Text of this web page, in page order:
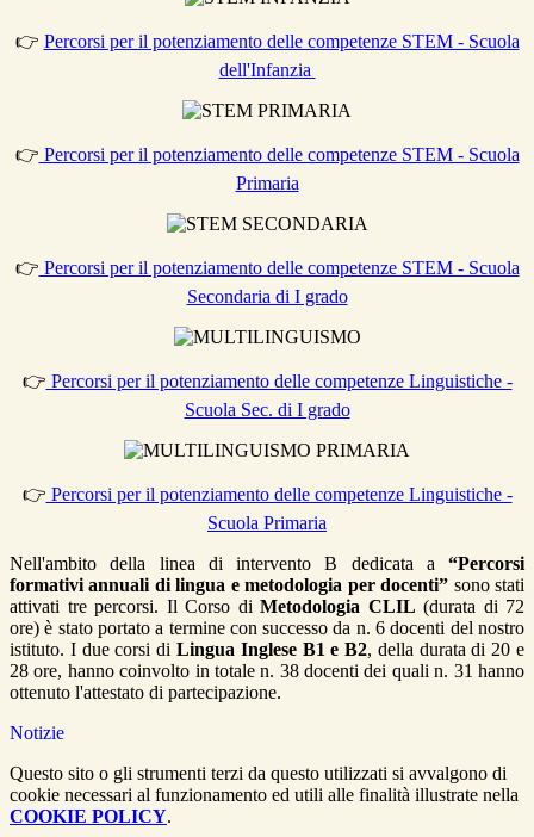
👉 Percorsi per il potenziamento delle competenze STEM - Scuola
dell'Infanzia
👉 Percorsi per il potenziamento delle competenze STEM - Scuola
Primaria
👉 Percorsi per il potenziamento delle competenze STEM - Scuola
Secondaria di I grado
👉 Percorsi per il potenziamento delle competenze Linguistiche -
Scuola Sec. di I grado
👉 Percorsi per il potenziamento delle competenze Linguistiche -
Scuola Primaria
Nell'ambito della linea di intervento B dedicata a “Percorsi
formativi annuali di lingua e metodologia per docenti” sono stati
attivati tre percorsi. Il Corso di Metodologia CLIL (durata di 72
ore) è stato portato a termine con successo da n. 6 docenti del nostro
istituto. I due corsi di Lingua Inglese B1 e B2, della durata di 20 e
28 ore, hanno coinvolto in totale n. 38 docenti dei quali n. 31 hanno
ottenuto l'attestato di partecipazione.
Notizie
Questo sito o gli strumenti terzi da questo utilizzati si avvalgono di
cookie necessari al funzionamento ed utili alle finalità illustrate nella
COOKIE POLICY.